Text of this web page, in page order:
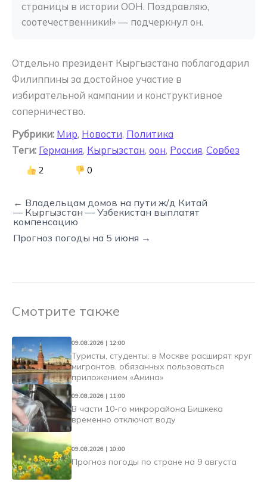
страницы в истории ООН. Поздравляю,
соотечественники!» — подчеркнул он.
Отдельно президент Кыргызстана поблагодарил
Филиппины за достойное участие в
избирательной кампании и конструктивное
соперничество.
Рубрики: Мир, Новости, Политика
Теги: Германия, Кыргызстан, оон, Россия, Совбез
2 0
← Владельцам домов на пути ж/д Китай
— Кыргызстан — Узбекистан выплатят
компенсацию
Прогноз погоды на 5 июня →
Смотрите также
09.08.2026 | 12:00
Туристы, студенты: в Москве расширят круг
мигрантов, обязанных пользоваться
приложением «Амина»
09.08.2026 | 11:00
В части 10-го микрорайона Бишкека
временно отключат воду
09.08.2026 | 10:00
Прогноз погоды по стране на 9 августа